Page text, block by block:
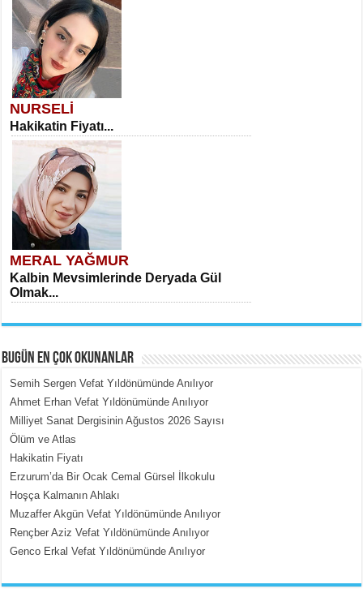
NURSELİ
Hakikatin Fiyatı...
MERAL YAĞMUR
Kalbin Mevsimlerinde Deryada Gül
Olmak...
MEHMET ÇOBAN
İçerdeki Put Dışardaki Maskeler...
BUGÜN EN ÇOK OKUNANLAR
Semih Sergen Vefat Yıldönümünde Anılıyor
Ahmet Erhan Vefat Yıldönümünde Anılıyor
Milliyet Sanat Dergisinin Ağustos 2026 Sayısı
Ölüm ve Atlas
Hakikatin Fiyatı
Erzurum’da Bir Ocak Cemal Gürsel İlkokulu
Hoşça Kalmanın Ahlakı
Muzaffer Akgün Vefat Yıldönümünde Anılıyor
Rençber Aziz Vefat Yıldönümünde Anılıyor
Genco Erkal Vefat Yıldönümünde Anılıyor